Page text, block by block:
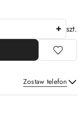
szt.
Zostaw telefon